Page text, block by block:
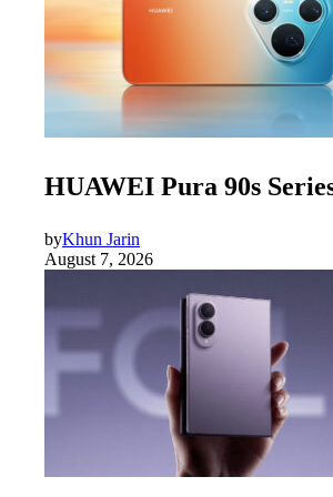
HUAWEI Pura 90s
byKhun Jarin
August 7, 2026